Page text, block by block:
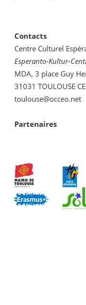
Contacts
Centre Culturel
Esperanto-Kultur-
MDA, 3 place Guy
31031 TOULOUSE
toulouse@occeo.net
Partenaires